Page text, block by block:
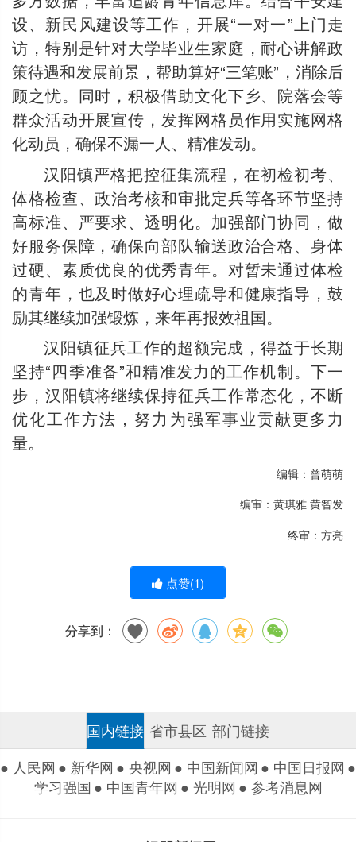
设、新民风建设等工作，开展“一对一”上门走
访，特别是针对大学毕业生家庭，耐心讲解政
策待遇和发展前景，帮助算好“三笔账”，消除后
顾之忧。同时，积极借助文化下乡、院落会等
群众活动开展宣传，发挥网格员作用实施网格
化动员，确保不漏一人、精准发动。
汉阳镇严格把控征集流程，在初检初考、
体格检查、政治考核和审批定兵等各环节坚持
高标准、严要求、透明化。加强部门协同，做
好服务保障，确保向部队输送政治合格、身体
过硬、素质优良的优秀青年。对暂未通过体检
的青年，也及时做好心理疏导和健康指导，鼓
励其继续加强锻炼，来年再报效祖国。
汉阳镇征兵工作的超额完成，得益于长期
坚持“四季准备”和精准发力的工作机制。下一
步，汉阳镇将继续保持征兵工作常态化，不断
优化工作方法，努力为强军事业贡献更多力
量。
编辑：曾萌萌
编审：黄琪雅 黄智发
终审：方亮
点赞(1)
分享到：
国内链接 省市县区 部门链接
● 人民网 ● 新华网 ● 央视网 ● 中国新闻网 ● 中国日报网 ●
学习强国● 中国青年网 ● 光明网 ● 参考消息网